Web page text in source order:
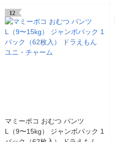
12
マミーポコ おむつ パンツ
L（9〜15kg） ジャンボパック 1